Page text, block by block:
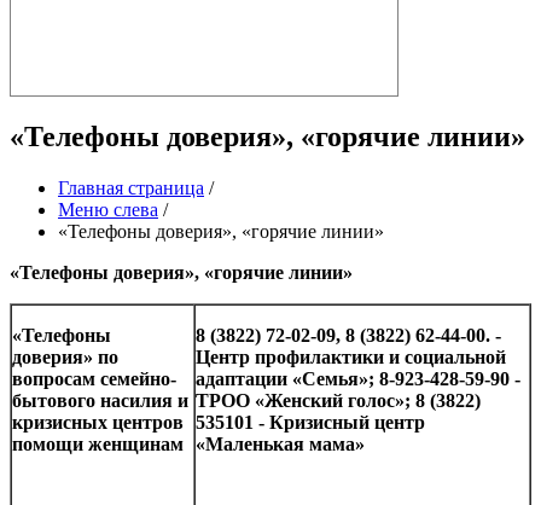
«Телефоны доверия», «горячие линии»
Главная страница /
Меню слева /
«Телефоны доверия», «горячие линии»
«Телефоны доверия», «горячие линии»
«Телефоны
доверия» по
вопросам семейно-
бытового насилия и
кризисных центров
помощи женщинам
8 (3822) 72-02-09, 8 (3822) 62-44-00. -
Центр профилактики и социальной
адаптации «Семья»; 8-923-428-59-90 -
ТРОО «Женский голос»; 8 (3822)
535101 - Кризисный центр
«Маленькая мама»